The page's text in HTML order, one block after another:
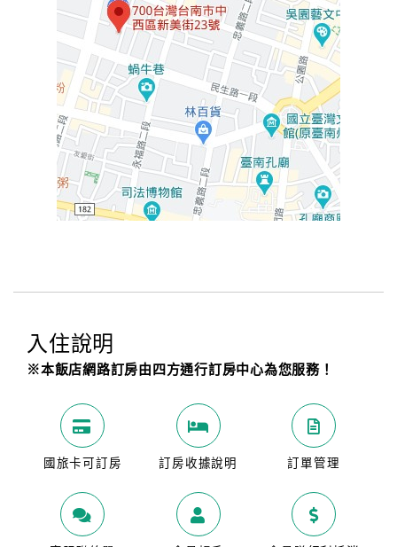
入住說明
※本飯店網路訂房由四方通行訂房中心為您服務！
國旅卡可訂房 訂房收據說明 訂單管理